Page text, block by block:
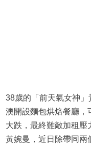
38歲的「前天氣女神
澳開設麵包烘焙餐廳，
大跌，最終難敵加租壓
黃婉曼，近日除帶同兩